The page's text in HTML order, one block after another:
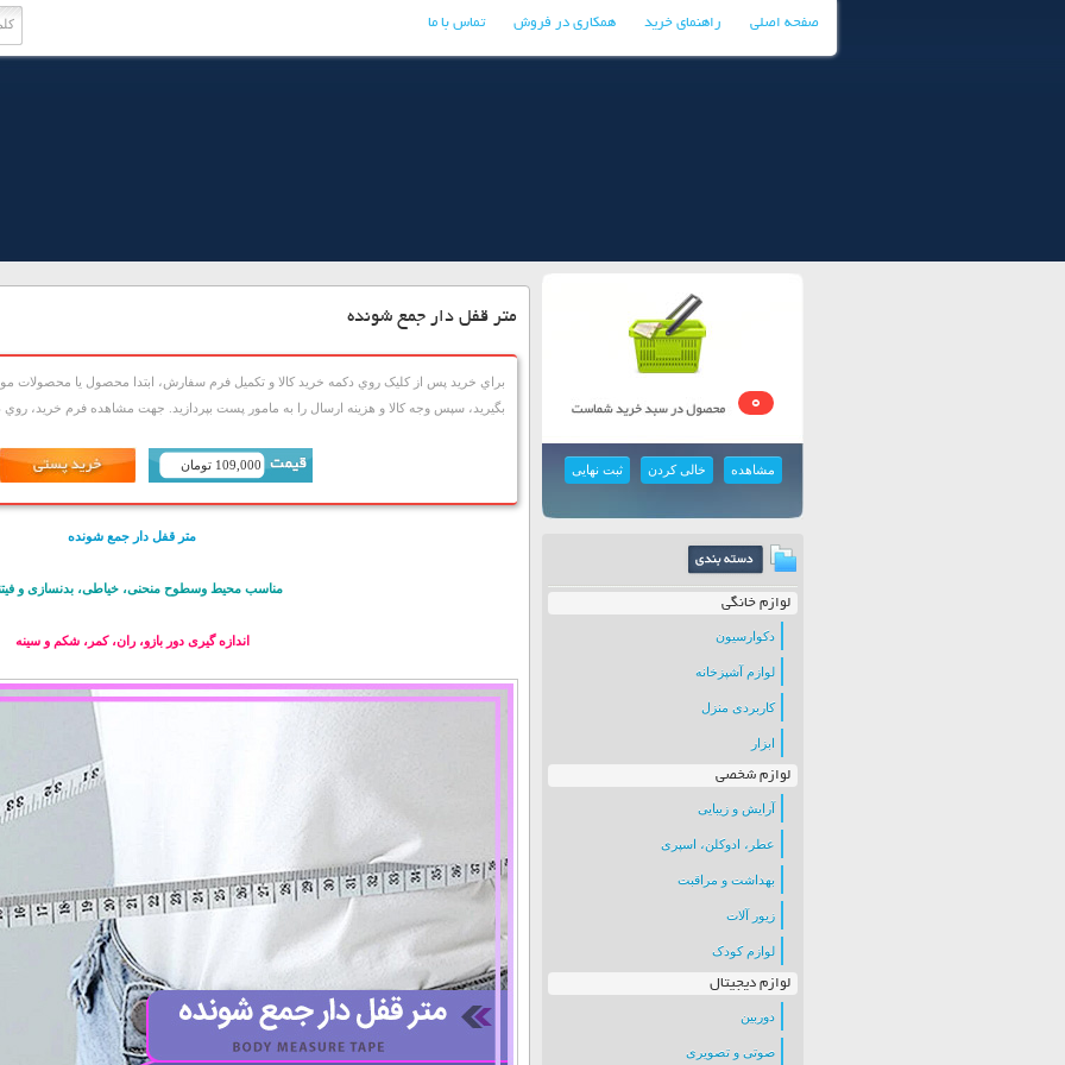
صفحه اصلی راهنمای خرید همکاری در فروش تماس با ما
0
مشاهده خالی کردن ثبت نهایی
لوازم خانگی
دکوارسیون
لوازم آشپزخانه
کاربردی منزل
ابزار
لوازم شخصی
آرایش و زیبایی
عطر، ادوکلن، اسپری
بهداشت و مراقبت
زیور آلات
لوازم کودک
لوازم دیجیتال
دوربین
صوتی و تصویری
متر قفل دار جمع شونده
براي خريد پس از کليک روي دکمه خريد کالا و تکميل فرم سفارش، ابتدا محصول يا محصولات
بگيريد، سپس وجه کالا و هزينه ارسال را به مامور پست بپردازيد. جهت مشاهده فرم خريد، روي
109,000 تومان
متر قفل دار جمع شونده
مناسب محیط وسطوح منحنی، خیاطی، بدنسازی و
اندازه گیری دور بازو، ران، کمر، شکم و سینه